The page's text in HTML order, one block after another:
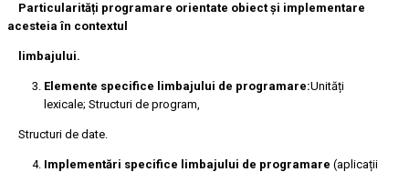
Particularități programare orientate obiect și implementare
acesteia în contextul
limbajului.
Elemente specifice limbajului de programare:Unități
lexicale; Structuri de program,
Structuri de date.
Implementări specifice limbajului de programare (aplicații